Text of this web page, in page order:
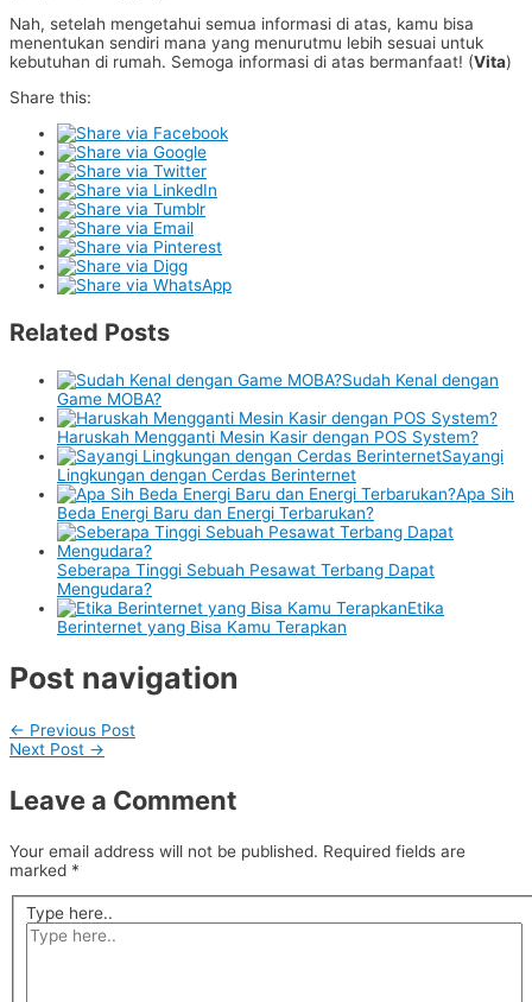
Nah, setelah mengetahui semua informasi di atas, kamu bisa
menentukan sendiri mana yang menurutmu lebih sesuai untuk
kebutuhan di rumah. Semoga informasi di atas bermanfaat! (Vita)
Share this:
Related Posts
Sudah Kenal dengan
Game MOBA?
Haruskah Mengganti Mesin Kasir dengan POS System?
Sayangi
Lingkungan dengan Cerdas Berinternet
Apa Sih
Beda Energi Baru dan Energi Terbarukan?
Seberapa Tinggi Sebuah Pesawat Terbang Dapat
Mengudara?
Etika
Berinternet yang Bisa Kamu Terapkan
Post navigation
← Previous Post
Next Post →
Leave a Comment
Your email address will not be published. Required fields are
marked *
Type here..